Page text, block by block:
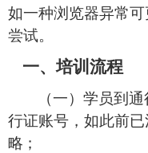
如一种浏览器异常
尝试。
一、培训流程
（一） 学员到通
行证账号，如此前
略；